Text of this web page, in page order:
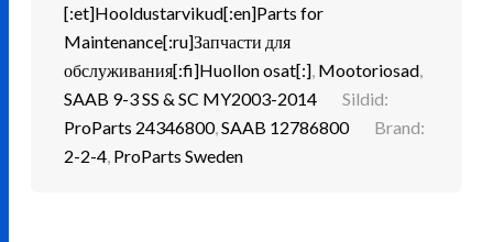
[:et]Hooldustarvikud[:en]Parts for
Maintenance[:ru]Запчасти для
обслуживания[:fi]Huollon osat[:] Mootoriosad
SAAB 9-3 SS & SC MY2003-2014
Sildid:
ProParts 24346800,SAAB 12786800
Brand:
2-2-4 ProParts Sweden